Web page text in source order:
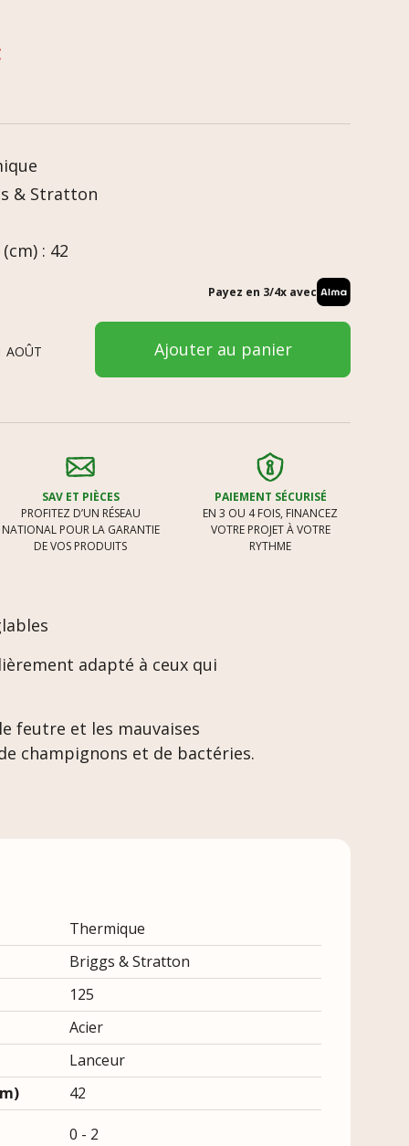
& Stratton
: 42
Payez en 3/4x avec
AOÛT
Ajouter au panier
SAV ET PIÈCES
PROFITEZ D’UN RÉSEAU
NATIONAL POUR LA GARANTIE
DE VOS PRODUITS
PAIEMENT SÉCURISÉ
EN 3 OU 4 FOIS, FINANCEZ
VOTRE PROJET À VOTRE
RYTHME
adapté à ceux qui
feutre et les mauvaises
champignons et de bactéries.
Thermique
Briggs & Stratton
125
Acier
Lanceur
42
0 - 2